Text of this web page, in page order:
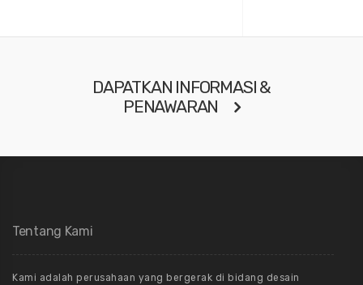
DAPATKAN INFORMASI &
PENAWARAN
Tentang Kami
Kami adalah perusahaan yang bergerak di bidang desain